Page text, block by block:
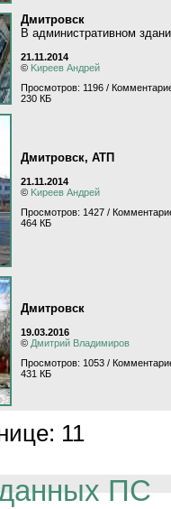
Дмитровск
В административном
21.11.2014
© Kиpeeв Aндpeй
Просмотров: 1196 /
230 КБ
Дмитровск, АТП
21.11.2014
© Kиpeeв Aндpeй
Просмотров: 1427 /
464 КБ
Дмитровск
19.03.2016
© Дмитрий Владимиров
Просмотров: 1053 /
431 КБ
11
ПС